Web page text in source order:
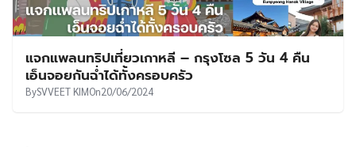
แจกแพลนทริปเที่ยวเกาหลี – กรุงโซล 5 วัน 4 คืน
เอ็นจอยกันฉ่ำได้ทั้งครอบครัว
BySVVEET KIMOn20/06/2024